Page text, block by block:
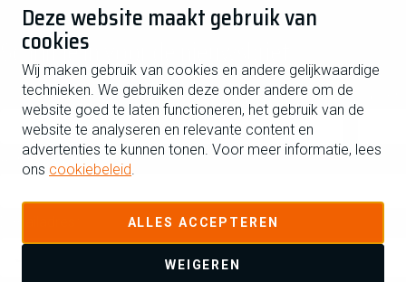
Deze website maakt gebruik van
cookies
Wij maken gebruik van cookies en andere gelijkwaardige
technieken. We gebruiken deze onder andere om de
website goed te laten functioneren, het gebruik van de
website te analyseren en relevante content en
advertenties te kunnen tonen. Voor meer informatie, lees
ons cookiebeleid.
ALLES ACCEPTEREN
WEIGEREN
Schrijf je in voor de nieuwsbrief
Voornaam
Achternaam